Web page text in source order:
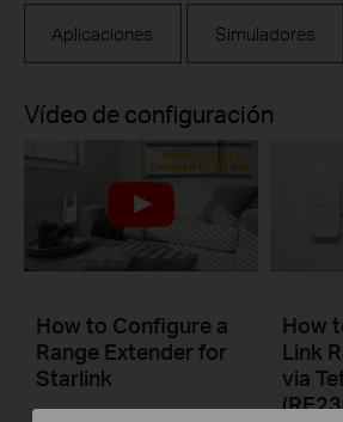
Aplicaciones Simuladores
Vídeo de configuración
How to Configure a
Range Extender for
Starlink
How
Link
via